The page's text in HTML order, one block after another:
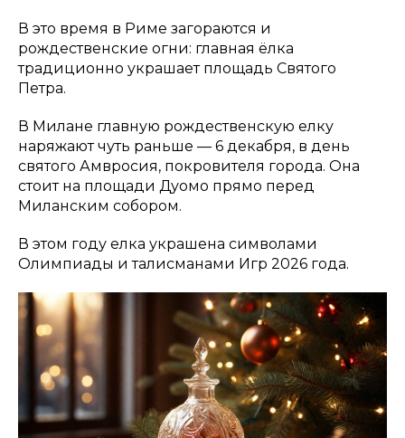
В это время в Риме загораются и
рождественские огни: главная ёлка
традиционно украшает площадь Святого
Петра.
В Милане главную рождественскую елку
наряжают чуть раньше — 6 декабря, в день
святого Амвросия, покровителя города. Она
стоит на площади Дуомо прямо перед
Миланским собором.
В этом году елка украшена символами
Олимпиады и талисманами Игр 2026 года.